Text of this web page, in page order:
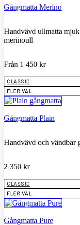
Gångmatta Merino
Handvävd ullmatta
merinoull
Från 1 450 kr
CLASSIC
FLER VAL
Gångmatta Plain
Handvävd och vändbar
2 350 kr
CLASSIC
FLER VAL
Gångmatta Pure